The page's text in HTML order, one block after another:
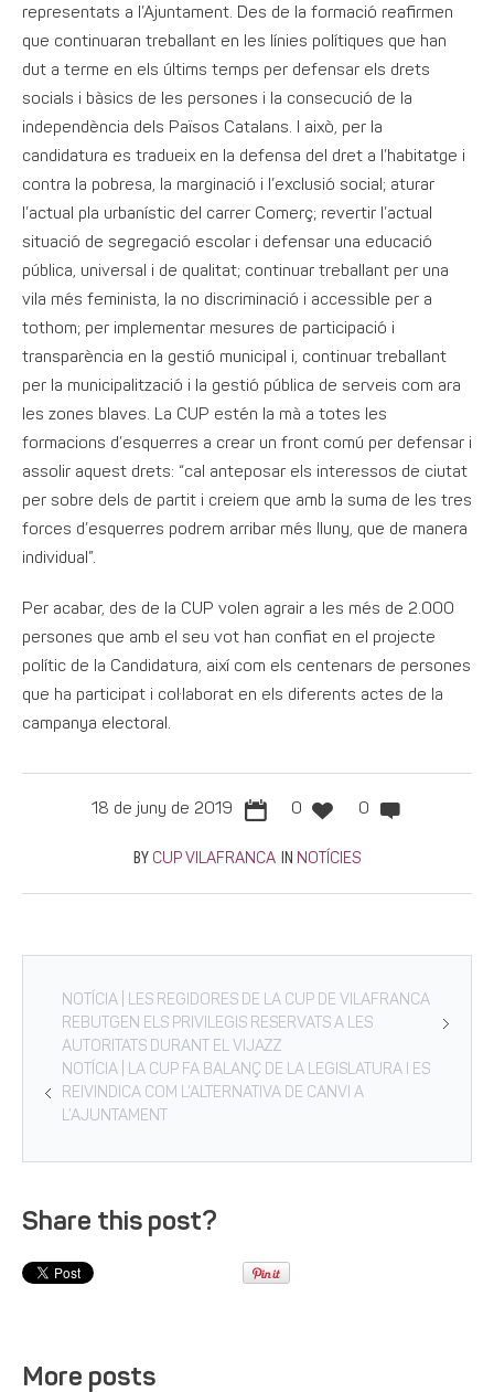
representats a l’Ajuntament. Des de la formació reafirmen
que continuaran treballant en les línies polítiques que han
dut a terme en els últims temps per defensar els drets
socials i bàsics de les persones i la consecució de la
independència dels Països Catalans. I això, per la
candidatura es tradueix en la defensa del dret a l’habitatge i
contra la pobresa, la marginació i l’exclusió social; aturar
l’actual pla urbanístic del carrer Comerç; revertir l’actual
situació de segregació escolar i defensar una educació
pública, universal i de qualitat; continuar treballant per una
vila més feminista, la no discriminació i accessible per a
tothom; per implementar mesures de participació i
transparència en la gestió municipal i, continuar treballant
per la municipalització i la gestió pública de serveis com ara
les zones blaves. La CUP estén la mà a totes les
formacions d’esquerres a crear un front comú per defensar i
assolir aquest drets: “cal anteposar els interessos de ciutat
per sobre dels de partit i creiem que amb la suma de les tres
forces d’esquerres podrem arribar més lluny, que de manera
individual”.
Per acabar, des de la CUP volen agrair a les més de 2.000
persones que amb el seu vot han confiat en el projecte
polític de la Candidatura, així com els centenars de persones
que ha participat i col·laborat en els diferents actes de la
campanya electoral.
18 de juny de 2019 0 0
BY CUP VILAFRANCA IN NOTÍCIES
NOTÍCIA | LES REGIDORES DE LA CUP DE VILAFRANCA
REBUTGEN ELS PRIVILEGIS RESERVATS A LES
AUTORITATS DURANT EL VIJAZZ
NOTÍCIA | LA CUP FA BALANÇ DE LA LEGISLATURA I ES
REIVINDICA COM L’ALTERNATIVA DE CANVI A
L’AJUNTAMENT
Share this post?
More posts